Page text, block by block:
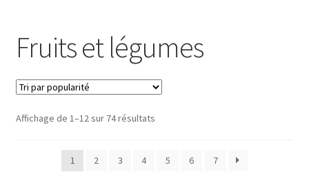
Fruits et légumes
Fruits et légumes
Affichage de 1–12 sur 74 résultats
1 2 3 4 5 6 7